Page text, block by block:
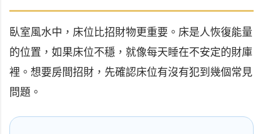
臥室風水中，床位比招財物更重要。床是人恢復能量
的位置，如果床位不穩，就像每天睡在不安定的財庫
裡。想要房間招財，先確認床位有沒有犯到幾個常見
問題。